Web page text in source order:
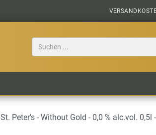
St. Peter's - Without Gold - 0,0 % alc.vol. 0,5l